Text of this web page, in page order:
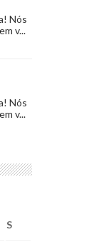
Nós
v...
Nós
v...
S